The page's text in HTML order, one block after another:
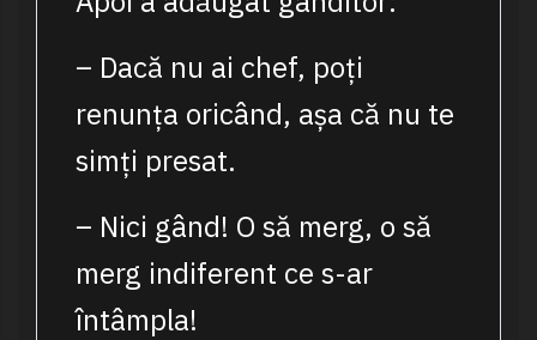
– Dacă nu ai chef, poți
renunța oricând, așa că nu te
simți presat.
– Nici gând! O să merg, o să
merg indiferent ce s-ar
întâmpla!